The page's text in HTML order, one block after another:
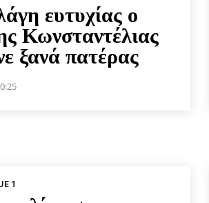
ευτυχίας ο
Κωνσταντέλιας
ξανά πατέρας
1